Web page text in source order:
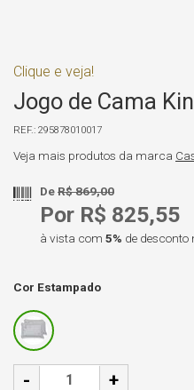
Clique e veja!
Jogo de Cama
295878010017
Veja mais produtos da marca
DeR$ 869,00
Por R$ 825,55
à vista com 5% de desconto
Cor Estampado
- +